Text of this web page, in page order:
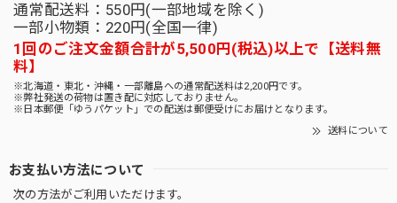
通常配送料：550円(一部地域を除く)
一部小物類：220円(全国一律)
1回のご注文金額合計が5,500円(税込)以上で【送料無
料】
※北海道・東北・沖縄・一部離島への通常配送料は2,200円です。
※弊社発送の荷物は置き配に対応しておりません。
※日本郵便「ゆうパケット」での配送は郵便受けにお届けとなります。
送料について
お支払い方法について
次の方法がご利用いただけます。